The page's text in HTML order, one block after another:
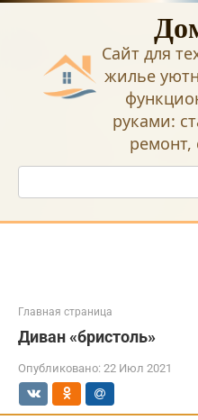
Перейти
Сайт для
жилье
руками:
ремонт,
Поиск:
Главная страница
Диван «бристоль»
Опубликовано: 22 Июл 2021